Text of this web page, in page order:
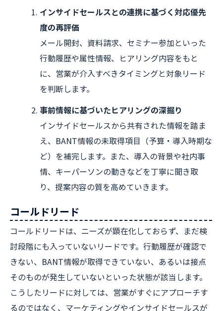
インサイドセールスとの連携に基づく対応優先
度の再評価
メール開封、資料請求、セミナー参加といった
行動履歴や属性情報、ヒアリング内容をもと
に、営業が介入すべきタイミングと対象リード
を判断します。
事前情報に基づいたヒアリングの深掘り
インサイドセールスから共有された情報を踏ま
え、BANT情報の未取得項目（予算・導入時期な
ど）を補完します。また、導入の背景や社内事
情、キーパーソンの動きなどを丁寧に聞き取
り、提案内容の質を高めていきます。
コールドリード
コールドリードは、ニーズが顕在化しておらず、まだ検
討段階にも入っていないリードです。行動履歴が確認で
きない、BANT情報が取得できていない、あるいは接点
そのものが発生していないといった状態が該当します。
こうしたリードに対しては、営業がすぐにアプローチす
るのではなく、マーケティングやインサイドセールスが